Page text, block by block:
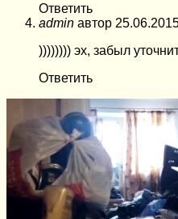
Ответить
admin автор
)))))))) эх, забыл
Ответить